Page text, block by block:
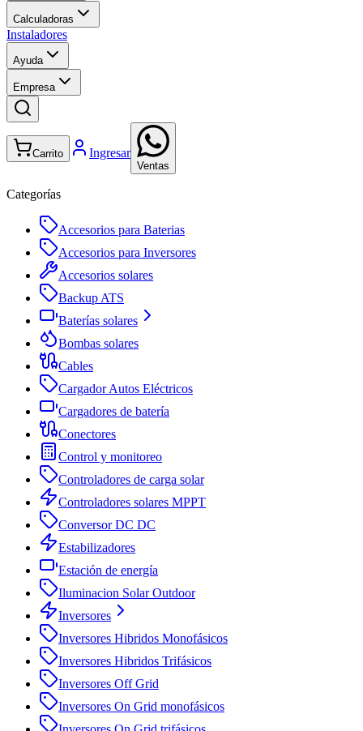
Calculadoras
Instaladores
Ayuda
Empresa
Carrito Ingresar
Ventas
Categorías
Accesorios para Baterias
Accesorios para Inversores
Accesorios solares
Backup ATS
Baterías solares
Bombas solares
Cables
Cargador Autos Eléctricos
Cargadores de batería
Conectores
Control y monitoreo
Controladores de carga solar
Controladores solares MPPT
Conversor DC DC
Estabilizadores
Estación de energía
Iluminacion Solar Outdoor
Inversores
Inversores Hibridos Monofásicos
Inversores Hibridos Trifásicos
Inversores Off Grid
Inversores On Grid monofásicos